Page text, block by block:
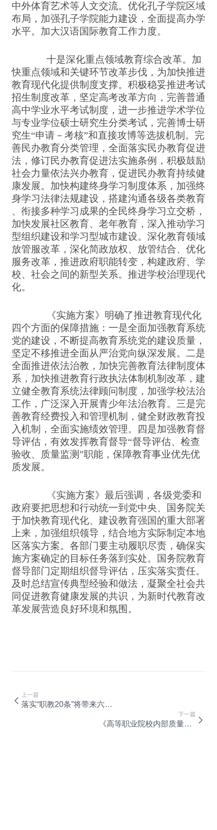
中外体育艺术等人文交流。优化孔子学院区域
布局，加强孔子学院能力建设，全面提高办学
水平。加大汉语国际教育工作力度。
十是深化重点领域教育综合改革。加
快重点领域和关键环节改革步伐，为加快推进
教育现代化提供制度支撑。积极稳妥推进考试
招生制度改革，坚定高考改革方向，完善普通
高中学业水平考试制度，进一步推进学术学位
与专业学位硕士研究生分类考试，完善博士研
究生“申请－考核”和直接攻博等选拔机制。完
善民办教育分类管理，全面落实民办教育促进
法，修订民办教育促进法实施条例，积极鼓励
社会力量依法兴办教育，促进民办教育持续健
康发展。加快构建终身学习制度体系，加强终
身学习法律法规建设，搭建沟通各级各类教育
、衔接多种学习成果的全民终身学习立交桥，
加快发展社区教育、老年教育，深入推动学习
型组织建设和学习型城市建设。深化教育领域
放管服改革，深化简政放权、放管结合、优化
服务改革，推进政府职能转变，构建政府、学
校、社会之间的新型关系。推进学校治理现代
化。
《实施方案》明确了推进教育现代化
四个方面的保障措施：一是全面加强教育系统
党的建设，不断提高教育系统党的建设质量，
坚定不移推进全面从严治党向纵深发展。二是
全面推进依法治教，加快完善教育法律制度体
系，加快推进教育行政执法体制机制改革，建
立健全教育系统法律顾问制度，加强学校法治
工作，广泛深入开展青少年法治教育。三是完
善教育经费投入和管理机制，健全财政教育投
入机制，全面实施绩效管理。四是加强教育督
导评估，有效发挥教育督导“督导评估、检查
验收、质量监测”职能，保障教育事业优先优
质发展。
《实施方案》最后强调，各级党委和
政府要把思想和行动统一到党中央、国务院关
于加快教育现代化、建设教育强国的重大部署
上来，加强组织领导，结合地方实际制定本地
区落实方案。各部门要主动履职尽责，确保实
施方案确定的目标任务落到实处。国务院教育
督导部门定期组织督导评估，压实落实责任。
及时总结宣传典型经验和做法，凝聚全社会共
同促进教育健康发展的共识，为新时代教育改
革发展营造良好环境和氛围。
上一篇
落实“职教20条”将带来六大突破
下一篇
《高等职业院校内部质量保证体系诊断与改进复核工作指引（试行）》